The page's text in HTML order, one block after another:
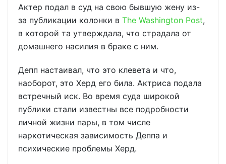
Актер подал в суд на свою бывшую жену из-
за публикации колонки в The Washington Post,
в которой та утверждала, что страдала от
домашнего насилия в браке с ним.
Депп настаивал, что это клевета и что,
наоборот, это Херд его била. Актриса подала
встречный иск. Во время суда широкой
публики стали известны все подробности
личной жизни пары, в том числе
наркотическая зависимость Деппа и
психические проблемы Херд.